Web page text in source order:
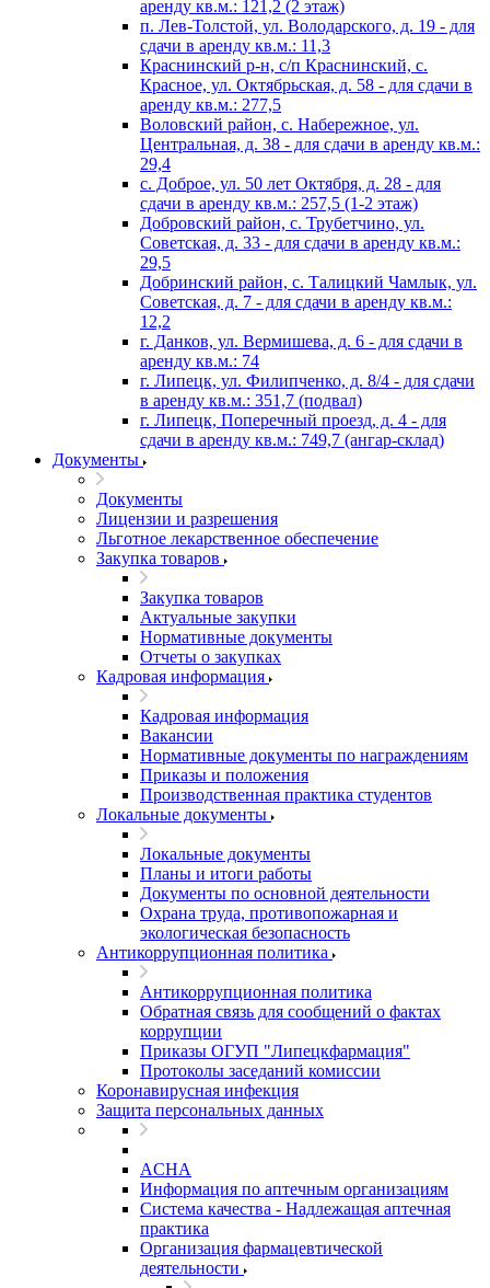
аренду кв.м.: 121,2 (2 этаж)
п. Лев-Толстой, ул. Володарского, д. 19 - для
сдачи в аренду кв.м.: 11,3
Краснинский р-н, с/п Краснинский, с.
Красное, ул. Октябрьская, д. 58 - для сдачи в
аренду кв.м.: 277,5
Воловский район, с. Набережное, ул.
Центральная, д. 38 - для сдачи в аренду кв.м.:
29,4
с. Доброе, ул. 50 лет Октября, д. 28 - для
сдачи в аренду кв.м.: 257,5 (1-2 этаж)
Добровский район, с. Трубетчино, ул.
Советская, д. 33 - для сдачи в аренду кв.м.:
29,5
Добринский район, с. Талицкий Чамлык, ул.
Советская, д. 7 - для сдачи в аренду кв.м.:
12,2
г. Данков, ул. Вермишева, д. 6 - для сдачи в
аренду кв.м.: 74
г. Липецк, ул. Филипченко, д. 8/4 - для сдачи
в аренду кв.м.: 351,7 (подвал)
г. Липецк, Поперечный проезд, д. 4 - для
сдачи в аренду кв.м.: 749,7 (ангар-склад)
Документы
Документы
Лицензии и разрешения
Льготное лекарственное обеспечение
Закупка товаров
Закупка товаров
Актуальные закупки
Нормативные документы
Отчеты о закупках
Кадровая информация
Кадровая информация
Вакансии
Нормативные документы по награждениям
Приказы и положения
Производственная практика студентов
Локальные документы
Локальные документы
Планы и итоги работы
Документы по основной деятельности
Охрана труда, противопожарная и
экологическая безопасность
Антикоррупционная политика
Антикоррупционная политика
Обратная связь для сообщений о фактах
коррупции
Приказы ОГУП "Липецкфармация"
Протоколы заседаний комиссии
Коронавирусная инфекция
Защита персональных данных
ACHA
Информация по аптечным организациям
Система качества - Надлежащая аптечная
практика
Организация фармацевтической
деятельности